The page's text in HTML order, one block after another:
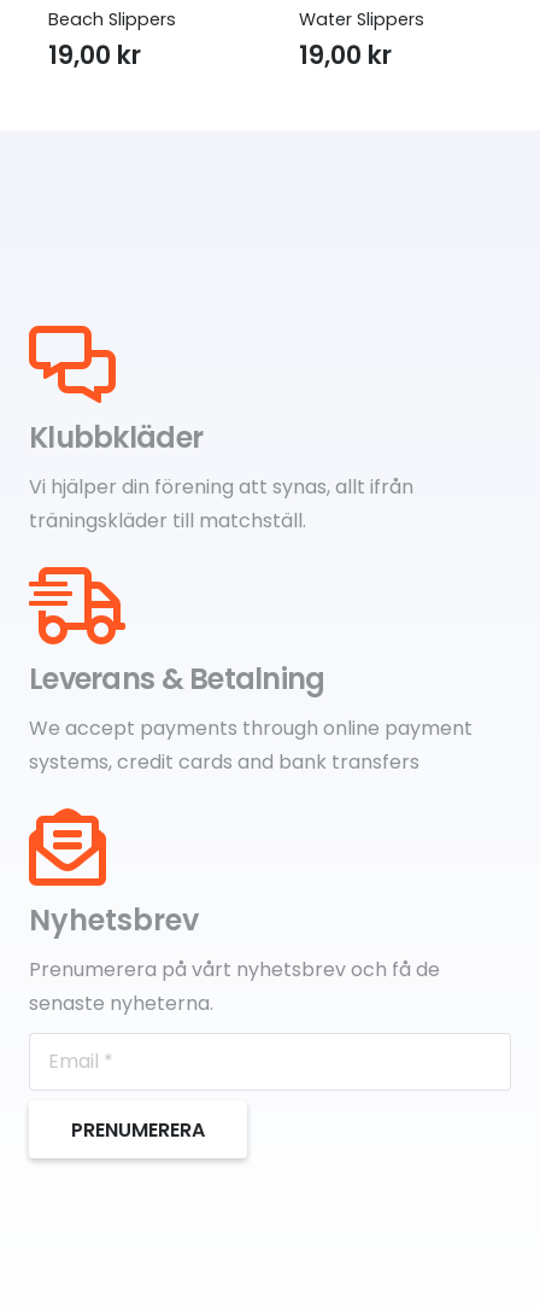
Beach Slippers
19,00 kr
Water Slippers
19,00 kr
Klubbkläder
Vi hjälper din förening att synas, allt ifrån
träningskläder till matchställ.
Leverans & Betalning
We accept payments through online payment
systems, credit cards and bank transfers
Nyhetsbrev
Prenumerera på vårt nyhetsbrev och få de
senaste nyheterna.
PRENUMERERA